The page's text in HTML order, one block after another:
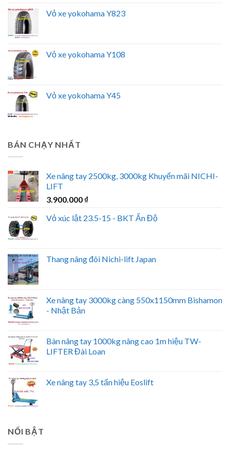
Vỏ xe yokohama Y823
Vỏ xe yokohama Y108
Vỏ xe yokohama Y45
BÁN CHẠY NHẤT
Xe nâng tay 2500kg, 3000kg Khuyến mãi NICHI-
LIFT
3.900.000 ₫
Vỏ xúc lật 23.5-15 - BKT Ấn Độ
Thang nâng đôi Nichi-lift Japan
Xe nâng tay 3000kg càng 550x1150mm Bishamon
- Nhật Bản
Bàn nâng tay 1000kg nâng cao 1m hiệu TW-
LIFTER Đài Loan
Xe nâng tay 3,5 tấn hiệu Eoslift
NỔI BẬT